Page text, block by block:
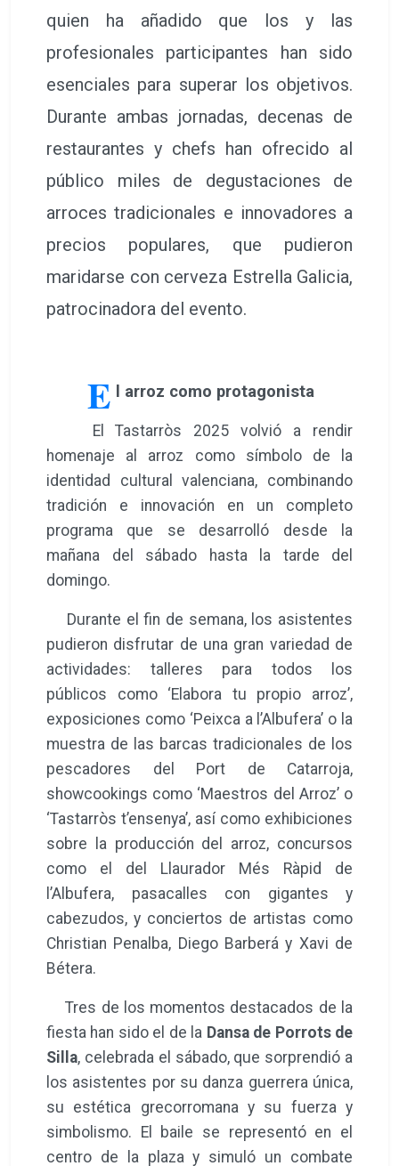
quien ha añadido que los y las
profesionales participantes han sido
esenciales para superar los objetivos.
Durante ambas jornadas, decenas de
restaurantes y chefs han ofrecido al
público miles de degustaciones de
arroces tradicionales e innovadores a
precios populares, que pudieron
maridarse con cerveza Estrella Galicia,
patrocinadora del evento.
E l arroz como protagonista
El Tastarròs 2025 volvió a rendir
homenaje al arroz como símbolo de la
identidad cultural valenciana, combinando
tradición e innovación en un completo
programa que se desarrolló desde la
mañana del sábado hasta la tarde del
domingo.
Durante el fin de semana, los asistentes
pudieron disfrutar de una gran variedad de
actividades: talleres para todos los
públicos como ‘Elabora tu propio arroz’,
exposiciones como ‘Peixca a l’Albufera’ o la
muestra de las barcas tradicionales de los
pescadores del Port de Catarroja,
showcookings como ‘Maestros del Arroz’ o
‘Tastarròs t’ensenya’, así como exhibiciones
sobre la producción del arroz, concursos
como el del Llaurador Més Ràpid de
l’Albufera, pasacalles con gigantes y
cabezudos, y conciertos de artistas como
Christian Penalba, Diego Barberá y Xavi de
Bétera.
Tres de los momentos destacados de la
fiesta han sido el de la Dansa de Porrots de
Silla, celebrada el sábado, que sorprendió a
los asistentes por su danza guerrera única,
su estética grecorromana y su fuerza y
simbolismo. El baile se representó en el
centro de la plaza y simuló un combate